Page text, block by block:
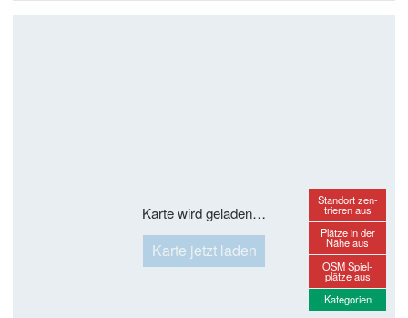
Karte wird geladen…
Karte jetzt laden
Standort zen-
trieren aus
Plätze in der
Nähe aus
OSM Spiel-
plätze aus
Kategorien